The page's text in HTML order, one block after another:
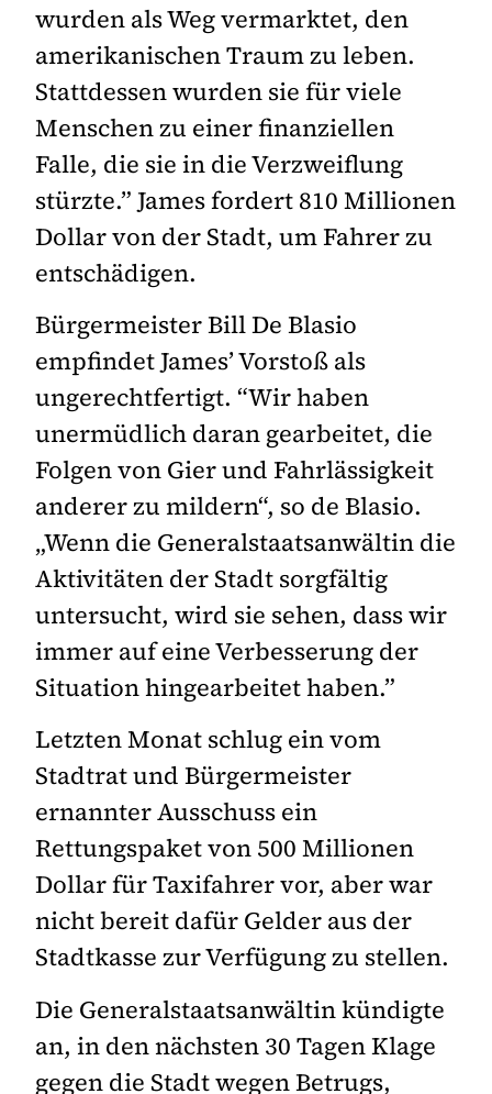
wurden als Weg vermarktet, den
amerikanischen Traum zu leben.
Stattdessen wurden sie für viele
Menschen zu einer finanziellen
Falle, die sie in die Verzweiflung
stürzte.” James fordert 810 Millionen
Dollar von der Stadt, um Fahrer zu
entschädigen.
Bürgermeister Bill De Blasio
empfindet James’ Vorstoß als
ungerechtfertigt. “Wir haben
unermüdlich daran gearbeitet, die
Folgen von Gier und Fahrlässigkeit
anderer zu mildern“, so de Blasio.
„Wenn die Generalstaatsanwältin die
Aktivitäten der Stadt sorgfältig
untersucht, wird sie sehen, dass wir
immer auf eine Verbesserung der
Situation hingearbeitet haben.”
Letzten Monat schlug ein vom
Stadtrat und Bürgermeister
ernannter Ausschuss ein
Rettungspaket von 500 Millionen
Dollar für Taxifahrer vor, aber war
nicht bereit dafür Gelder aus der
Stadtkasse zur Verfügung zu stellen.
Die Generalstaatsanwältin kündigte
an, in den nächsten 30 Tagen Klage
gegen die Stadt wegen Betrugs,